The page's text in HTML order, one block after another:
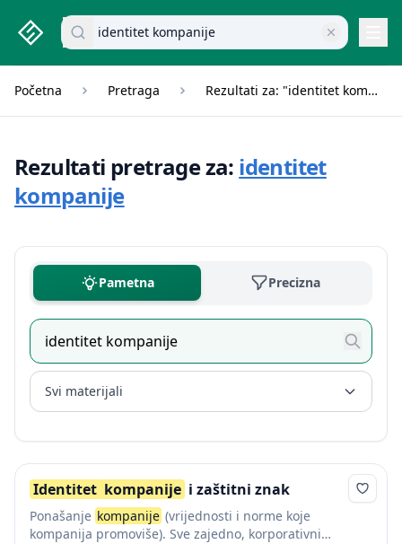
studenti.rs home page
Pretraži dokumente
Početna Pretraga Rezultati za: "identitet kompanije"
Rezultati pretrage za: identitet
kompanije
Pametna Precizna
Svi materijali
Identitet kompanije i zaštitni znak
Ponašanje kompanije (vrijednosti i norme koje
kompanija promoviše). Sve zajedno, korporativni